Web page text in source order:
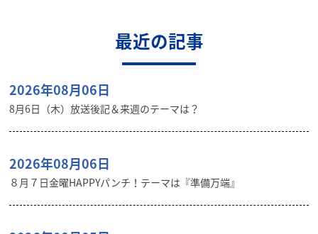
最近の記事
2026年08月06日
8月6日（木）放送後記＆来週のテーマは？
2026年08月06日
８月７日金曜HAPPYパンチ！テーマは『準備万端』